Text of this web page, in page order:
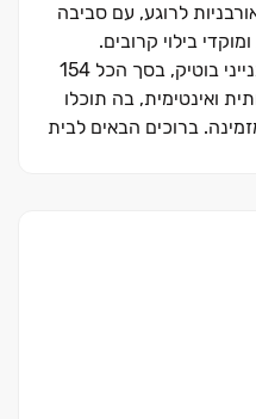
לרוגע, עם סביבה
בילוי קרובים.
הפרויקט כולל מגדל אחד ושני בנייני בוטיק, בסך הכל ‏154
ואינטימית, בה תוכלו
ברוכים הבאים לבית
אביב, ראשון לציון
איכותיים, פארקים ירוקים
בקהילה חזקה ותחושת